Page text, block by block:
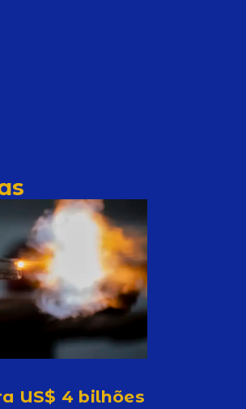
US$ 4 bilhões